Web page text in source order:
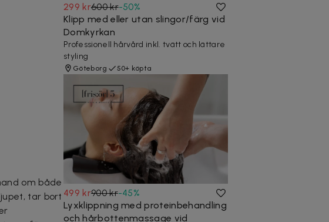
om både
tar bort
299 kr600 kr-50%
Klipp med eller utan slingor/färg vid
Domkyrkan
Professionell hårvård inkl. tvätt och lättare
styling
Göteborg 50+ köpta
499 kr900 kr-45%
Lyxklippning med proteinbehandling
och hårbottenmassage vid